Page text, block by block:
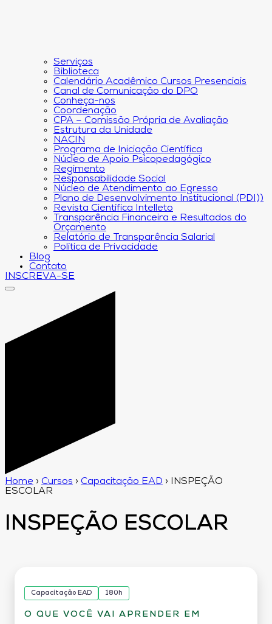
Serviços
Biblioteca
Calendário Acadêmico Cursos Presenciais
Canal de Comunicação do DPO
Conheça-nos
Coordenação
CPA – Comissão Própria de Avaliação
Estrutura da Unidade
NACIN
Programa de Iniciação Científica
Núcleo de Apoio Psicopedagógico
Regimento
Responsabilidade Social
Núcleo de Atendimento ao Egresso
Plano de Desenvolvimento Institucional (PDI))
Revista Científica Intelleto
Transparência Financeira e Resultados do
Orçamento
Relatório de Transparência Salarial
Política de Privacidade
Blog
Contato
INSCREVA-SE
Home › Cursos › Capacitação EAD ›
INSPEÇÃO
ESCOLAR
INSPEÇÃO ESCOLAR
Capacitação EAD 180h
O QUE VOCÊ VAI APRENDER EM